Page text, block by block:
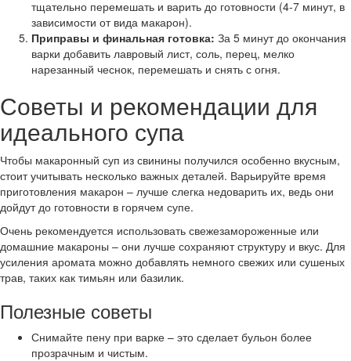
тщательно перемешать и варить до готовности (4-7 минут, в
зависимости от вида макарон).
Приправы и финальная готовка: За 5 минут до окончания
варки добавить лавровый лист, соль, перец, мелко
нарезанный чеснок, перемешать и снять с огня.
Советы и рекомендации для
идеального супа
Чтобы макаронный суп из свинины получился особенно вкусным,
стоит учитывать несколько важных деталей. Варьируйте время
приготовления макарон – лучше слегка недоварить их, ведь они
дойдут до готовности в горячем супе.
Очень рекомендуется использовать свежезамороженные или
домашние макароны – они лучше сохраняют структуру и вкус. Для
усиления аромата можно добавлять немного свежих или сушеных
трав, таких как тимьян или базилик.
Полезные советы
Снимайте пену при варке – это сделает бульон более
прозрачным и чистым.